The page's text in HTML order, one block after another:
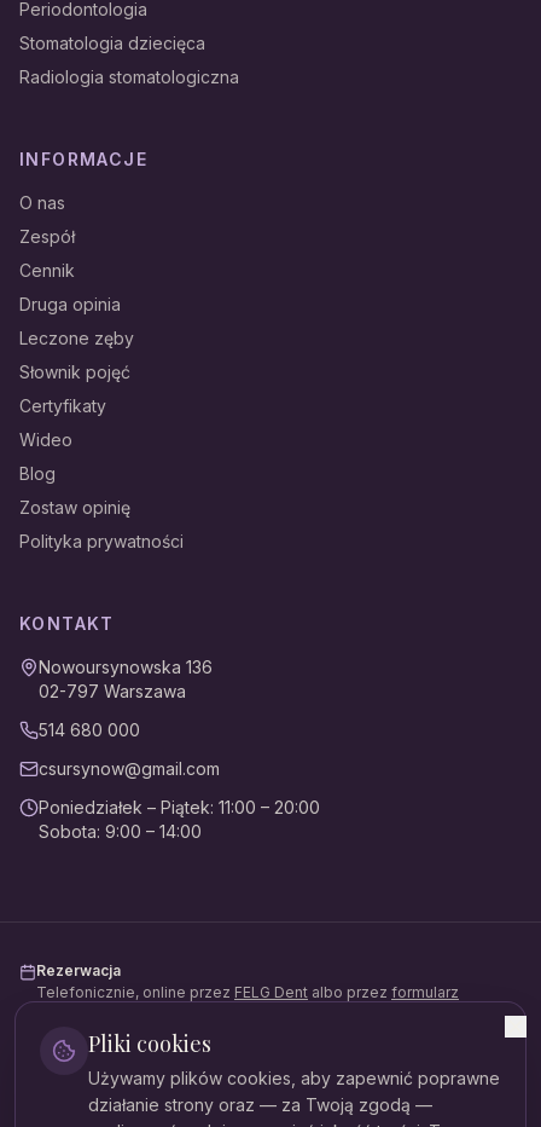
Periodontologia
Stomatologia dziecięca
Radiologia stomatologiczna
INFORMACJE
O nas
Zespół
Cennik
Druga opinia
Leczone zęby
Słownik pojęć
Certyfikaty
Wideo
Blog
Zostaw opinię
Polityka prywatności
KONTAKT
Nowoursynowska 136
02-797 Warszawa
514 680 000
csursynow@gmail.com
Poniedziałek – Piątek: 11:00 – 20:00
Sobota: 9:00 – 14:00
Rezerwacja
Telefonicznie, online przez FELG Dent albo przez formularz
Płatności
Gotówka, karta, BLIK, przelew. Możliwość rozłożenia na raty
(Mediraty).
Pliki cookies
Używamy plików cookies, aby zapewnić poprawne
działanie strony oraz — za Twoją zgodą —